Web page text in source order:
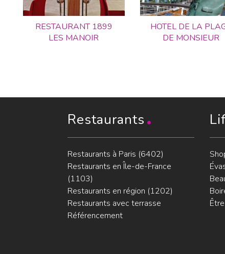
RESTAURANT 1899
LES MANOIR
HOTEL DE LA
DE MONSIEUR
Restaurants
Restaurants à Paris (6402)
Restaurants en Île-de-France
(1103)
Restaurants en région (1202)
Restaurants avec terrasse
Référencement